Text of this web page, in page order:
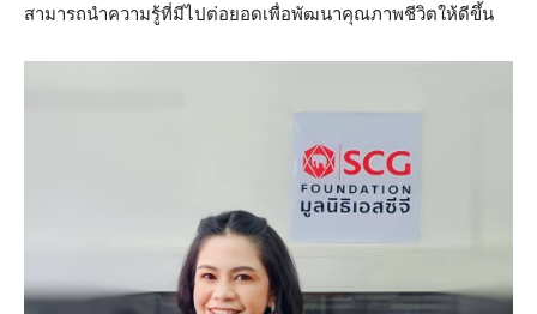
สามารถนำความรู้ที่มีไปต่อยอดเพื่อพัฒนาคุณภาพชีวิตให้ดีขึ้น